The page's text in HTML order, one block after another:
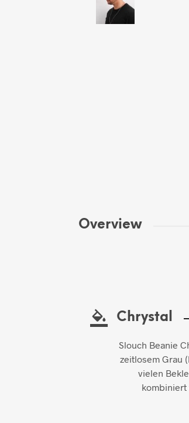
Overview
Chrystal
Slouch Beanie
zeitlosem Grau
vielen
kombiniert